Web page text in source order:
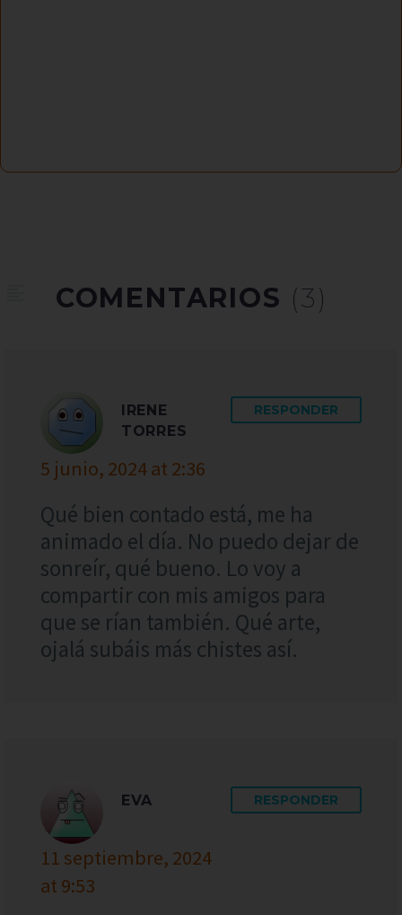
COMENTARIOS (3)
IRENE
TORRES
5 junio, 2024 at 2:36
RESPONDER
Qué bien contado está, me ha
animado el día. No puedo dejar de
sonreír, qué bueno. Lo voy a
compartir con mis amigos para
que se rían también. Qué arte,
ojalá subáis más chistes así.
EVA
11 septiembre, 2024
at 9:53
RESPONDER